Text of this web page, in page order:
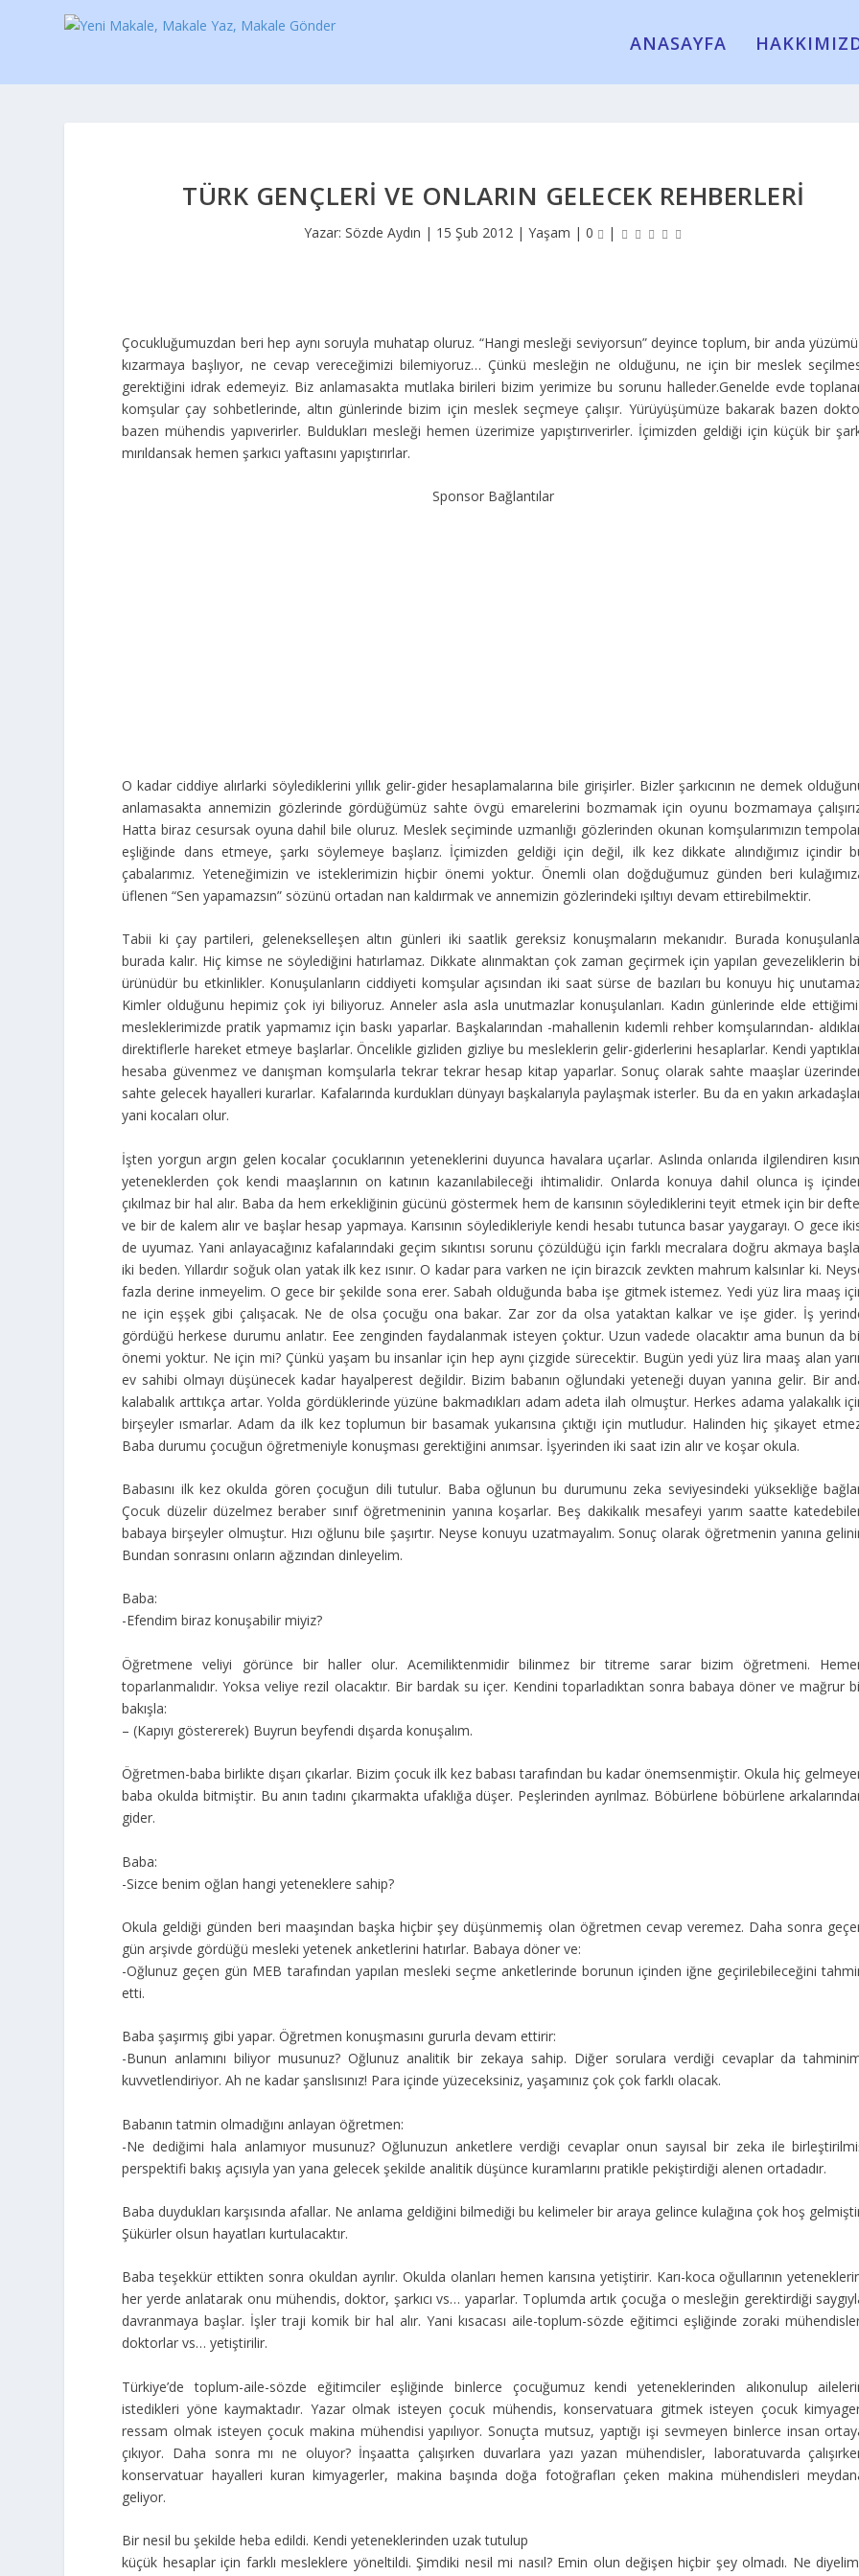
ANASAYFA
TÜRK GENÇLERI VE ONLARIN GELECEK REHBERLERI
Yazar:Sözde Aydın | 15 Şub 2012 |Yaşam |0 |
Çocukluğumuzdan beri hep aynı soruyla muhatap oluruz. “Hangi mesleği seviyorsun” deyince toplum, bir anda
kızarmaya başlıyor, ne cevap vereceğimizi bilemiyoruz… Çünkü mesleğin ne olduğunu, ne için bir meslek
gerektiğini idrak edemeyiz. Biz anlamasakta mutlaka birileri bizim yerimize bu sorunu halleder.Genelde evde
komşular çay sohbetlerinde, altın günlerinde bizim için meslek seçmeye çalışır. Yürüyüşümüze bakarak bazen
bazen mühendis yapıverirler. Buldukları mesleği hemen üzerimize yapıştırıverirler. İçimizden geldiği için küçük bir
mırıldansak hemen şarkıcı yaftasını yapıştırırlar.
Sponsor Bağlantılar
O kadar ciddiye alırlarki söylediklerini yıllık gelir-gider hesaplamalarına bile girişirler. Bizler şarkıcının ne demek
anlamasakta annemizin gözlerinde gördüğümüz sahte övgü emarelerini bozmamak için oyunu bozmamaya
Hatta biraz cesursak oyuna dahil bile oluruz. Meslek seçiminde uzmanlığı gözlerinden okunan komşularımızın
eşliğinde dans etmeye, şarkı söylemeye başlarız. İçimizden geldiği için değil, ilk kez dikkate alındığımız içindir
çabalarımız. Yeteneğimizin ve isteklerimizin hiçbir önemi yoktur. Önemli olan doğduğumuz günden beri
üflenen “Sen yapamazsın” sözünü ortadan nan kaldırmak ve annemizin gözlerindeki ışıltıyı devam ettirebilmektir.
Tabii ki çay partileri, gelenekselleşen altın günleri iki saatlik gereksiz konuşmaların mekanıdır. Burada
burada kalır. Hiç kimse ne söylediğini hatırlamaz. Dikkate alınmaktan çok zaman geçirmek için yapılan gevezeliklerin
ürünüdür bu etkinlikler. Konuşulanların ciddiyeti komşular açısından iki saat sürse de bazıları bu konuyu hiç
Kimler olduğunu hepimiz çok iyi biliyoruz. Anneler asla asla unutmazlar konuşulanları. Kadın günlerinde elde
mesleklerimizde pratik yapmamız için baskı yaparlar. Başkalarından -mahallenin kıdemli rehber komşularından-
direktiflerle hareket etmeye başlarlar. Öncelikle gizliden gizliye bu mesleklerin gelir-giderlerini hesaplarlar. Kendi
hesaba güvenmez ve danışman komşularla tekrar tekrar hesap kitap yaparlar. Sonuç olarak sahte maaşlar
sahte gelecek hayalleri kurarlar. Kafalarında kurdukları dünyayı başkalarıyla paylaşmak isterler. Bu da en yakın
yani kocaları olur.
İşten yorgun argın gelen kocalar çocuklarının yeteneklerini duyunca havalara uçarlar. Aslında onlarıda ilgilendiren
yeteneklerden çok kendi maaşlarının on katının kazanılabileceği ihtimalidir. Onlarda konuya dahil olunca iş
çıkılmaz bir hal alır. Baba da hem erkekliğinin gücünü göstermek hem de karısının söylediklerini teyit etmek için bir
ve bir de kalem alır ve başlar hesap yapmaya. Karısının söyledikleriyle kendi hesabı tutunca basar yaygarayı. O gece
de uyumaz. Yani anlayacağınız kafalarındaki geçim sıkıntısı sorunu çözüldüğü için farklı mecralara doğru akmaya
iki beden. Yıllardır soğuk olan yatak ilk kez ısınır. O kadar para varken ne için birazcık zevkten mahrum kalsınlar ki.
fazla derine inmeyelim. O gece bir şekilde sona erer. Sabah olduğunda baba işe gitmek istemez. Yedi yüz lira maaş
ne için eşşek gibi çalışacak. Ne de olsa çocuğu ona bakar. Zar zor da olsa yataktan kalkar ve işe gider. İş
gördüğü herkese durumu anlatır. Eee zenginden faydalanmak isteyen çoktur. Uzun vadede olacaktır ama bunun da
önemi yoktur. Ne için mi? Çünkü yaşam bu insanlar için hep aynı çizgide sürecektir. Bugün yedi yüz lira maaş alan
ev sahibi olmayı düşünecek kadar hayalperest değildir. Bizim babanın oğlundaki yeteneği duyan yanına gelir. Bir
kalabalık arttıkça artar. Yolda gördüklerinde yüzüne bakmadıkları adam adeta ilah olmuştur. Herkes adama yalakalık
birşeyler ısmarlar. Adam da ilk kez toplumun bir basamak yukarısına çıktığı için mutludur. Halinden hiç şikayet
Baba durumu çocuğun öğretmeniyle konuşması gerektiğini anımsar. İşyerinden iki saat izin alır ve koşar okula.
Babasını ilk kez okulda gören çocuğun dili tutulur. Baba oğlunun bu durumunu zeka seviyesindeki yüksekliğe
Çocuk düzelir düzelmez beraber sınıf öğretmeninin yanına koşarlar. Beş dakikalık mesafeyi yarım saatte
babaya birşeyler olmuştur. Hızı oğlunu bile şaşırtır. Neyse konuyu uzatmayalım. Sonuç olarak öğretmenin yanına
Bundan sonrasını onların ağzından dinleyelim.
Baba:
-Efendim biraz konuşabilir miyiz?
Öğretmene veliyi görünce bir haller olur. Acemiliktenmidir bilinmez bir titreme sarar bizim öğretmeni.
toparlanmalıdır. Yoksa veliye rezil olacaktır. Bir bardak su içer. Kendini toparladıktan sonra babaya döner ve mağrur
bakışla:
– (Kapıyı göstererek) Buyrun beyfendi dışarda konuşalım.
Öğretmen-baba birlikte dışarı çıkarlar. Bizim çocuk ilk kez babası tarafından bu kadar önemsenmiştir. Okula hiç
baba okulda bitmiştir. Bu anın tadını çıkarmakta ufaklığa düşer. Peşlerinden ayrılmaz. Böbürlene böbürlene
gider.
Baba:
-Sizce benim oğlan hangi yeteneklere sahip?
Okula geldiği günden beri maaşından başka hiçbir şey düşünmemiş olan öğretmen cevap veremez. Daha sonra
gün arşivde gördüğü mesleki yetenek anketlerini hatırlar. Babaya döner ve:
-Oğlunuz geçen gün MEB tarafından yapılan mesleki seçme anketlerinde borunun içinden iğne geçirilebileceğini
etti.
Baba şaşırmış gibi yapar. Öğretmen konuşmasını gururla devam ettirir:
-Bunun anlamını biliyor musunuz? Oğlunuz analitik bir zekaya sahip. Diğer sorulara verdiği cevaplar da
kuvvetlendiriyor. Ah ne kadar şanslısınız! Para içinde yüzeceksiniz, yaşamınız çok çok farklı olacak.
Babanın tatmin olmadığını anlayan öğretmen:
-Ne dediğimi hala anlamıyor musunuz? Oğlunuzun anketlere verdiği cevaplar onun sayısal bir zeka ile
perspektifi bakış açısıyla yan yana gelecek şekilde analitik düşünce kuramlarını pratikle pekiştirdiği alenen ortadadır.
Baba duydukları karşısında afallar. Ne anlama geldiğini bilmediği bu kelimeler bir araya gelince kulağına çok hoş
Şükürler olsun hayatları kurtulacaktır.
Baba teşekkür ettikten sonra okuldan ayrılır. Okulda olanları hemen karısına yetiştirir. Karı-koca oğullarının
her yerde anlatarak onu mühendis, doktor, şarkıcı vs… yaparlar. Toplumda artık çocuğa o mesleğin gerektirdiği
davranmaya başlar. İşler traji komik bir hal alır. Yani kısacası aile-toplum-sözde eğitimci eşliğinde zoraki
doktorlar vs… yetiştirilir.
Türkiye’de toplum-aile-sözde eğitimciler eşliğinde binlerce çocuğumuz kendi yeteneklerinden alıkonulup
istedikleri yöne kaymaktadır. Yazar olmak isteyen çocuk mühendis, konservatuara gitmek isteyen çocuk
ressam olmak isteyen çocuk makina mühendisi yapılıyor. Sonuçta mutsuz, yaptığı işi sevmeyen binlerce insan
çıkıyor. Daha sonra mı ne oluyor? İnşaatta çalışırken duvarlara yazı yazan mühendisler, laboratuvarda
konservatuar hayalleri kuran kimyagerler, makina başında doğa fotoğrafları çeken makina mühendisleri
geliyor.
Bir nesil bu şekilde heba edildi. Kendi yeteneklerinden uzak tutulup
küçük hesaplar için farklı mesleklere yöneltildi. Şimdiki nesil mi nasıl? Emin olun değişen hiçbir şey olmadı. Ne